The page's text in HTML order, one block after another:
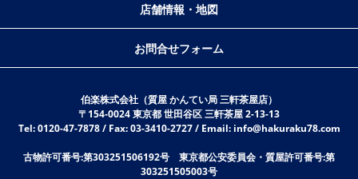
店舗情報・地図
お問合せフォーム
伯楽株式会社（質屋 かんてい局 三軒茶屋店）
〒154-0024 東京都 世田谷区 三軒茶屋 2-13-13
Tel: 0120-47-7878 / Fax: 03-3410-2727 / Email: info@hakuraku78.com
古物許可番号:第303251506192号 東京都公安委員会・質屋許可番号:第
303251505003号